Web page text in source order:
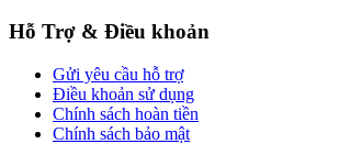
Hỗ Trợ & Điều khoản
Gửi yêu cầu hỗ trợ
Điều khoản sử dụng
Chính sách hoàn tiền
Chính sách bảo mật